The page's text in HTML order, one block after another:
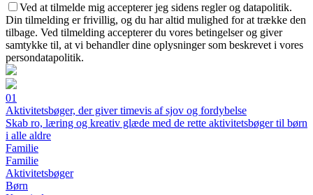
Ved at tilmelde mig accepterer jeg sidens regler og datapolitik.
Din tilmelding er frivillig, og du har altid mulighed for at trække den
tilbage. Ved tilmelding accepterer du vores betingelser og giver
samtykke til, at vi behandler dine oplysninger som beskrevet i vores
persondatapolitik.
01
Aktivitetsbøger, der giver timevis af sjov og fordybelse
Skab ro, læring og kreativ glæde med de rette aktivitetsbøger til børn
i alle aldre
Familie
Familie
Aktivitetsbøger
Børn